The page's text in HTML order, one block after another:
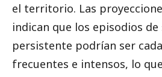
el territorio. Las
indican que los episodios de
persistente podrían ser
frecuentes e intensos, lo